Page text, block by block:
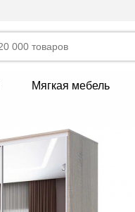
Мягкая мебель